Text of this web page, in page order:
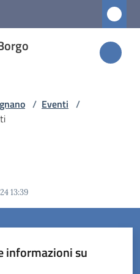
/ Eventi /
13:39
informazioni su